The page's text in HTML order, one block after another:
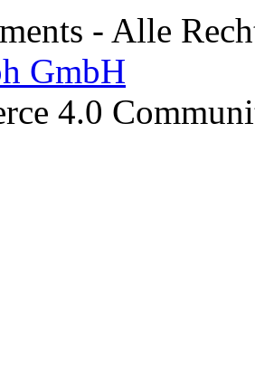
- Alle
GmbH
4.0